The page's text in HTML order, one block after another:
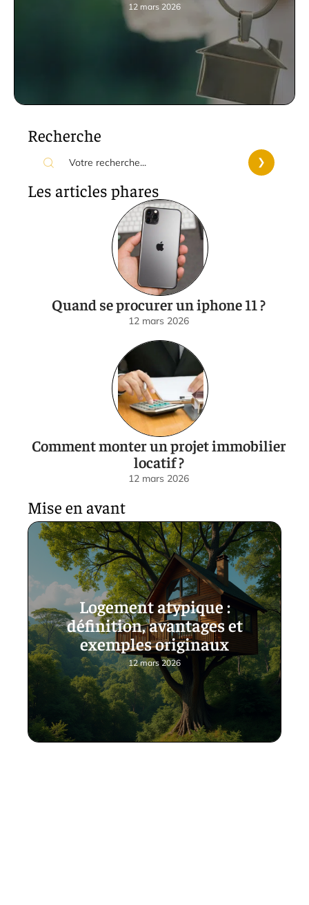
12 mars 2026
Recherche
Les articles phares
Quand se procurer un iphone 11 ?
12 mars 2026
Comment monter un projet immobilier
locatif ?
12 mars 2026
Mise en avant
Logement atypique :
définition, avantages et
exemples originaux
12 mars 2026